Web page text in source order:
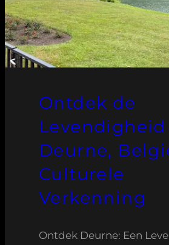
Ontdek de
Levendigheid
Deurne,
Culturele
Verkenning
Ontdek Deurne: Een